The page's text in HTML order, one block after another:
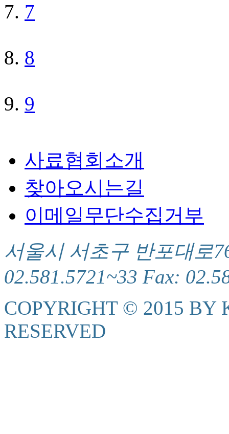
7
8
9
사료협회소개
찾아오시는길
이메일무단수집거부
서울시 서초구 반포대로
02.581.5721~33 Fax:
COPYRIGHT © 2015 BY
RESERVED